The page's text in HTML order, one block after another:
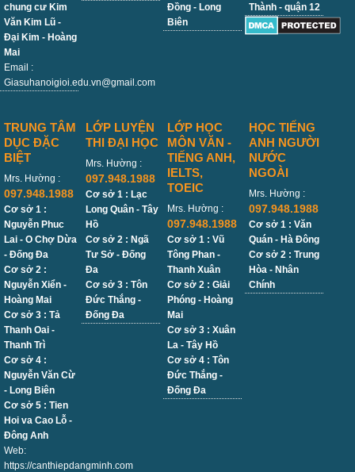
chung cư Kim
Văn Kim Lũ -
Đại Kim - Hoàng
Mai
Email :
Giasuhanoigioi.edu.vn@gmail.com
Đồng - Long
Biên
Thành - quận 12
TRUNG TÂM
DỤC ĐẶC
BIỆT
Mrs. Hường :
097.948.1988
Cơ sở 1 :
Nguyễn Phuc
Lai - O Chợ Dừa
- Đống Đa
Cơ sở 2 :
Nguyễn Xiển -
Hoàng Mai
Cơ sở 3 : Tả
Thanh Oai -
Thanh Trì
Cơ sở 4 :
Nguyễn Văn Cừ
- Long Biên
Cơ sở 5 : Tien
Hoi va Cao Lỗ -
Đông Anh
Web:
https://canthiepdangminh.com
LỚP LUYỆN
THI ĐẠI HỌC
Mrs. Hường :
097.948.1988
Cơ sở 1 : Lạc
Long Quân - Tây
Hồ
Cơ sở 2 : Ngã
Tư Sở - Đống
Đa
Cơ sở 3 : Tôn
Đức Thắng -
Đống Đa
LỚP HỌC
MÔN VĂN -
TIẾNG ANH,
IELTS,
TOEIC
Mrs. Hường :
097.948.1988
Cơ sở 1 : Vũ
Tông Phan -
Thanh Xuân
Cơ sở 2 : Giải
Phóng - Hoàng
Mai
Cơ sở 3 : Xuân
La - Tây Hồ
Cơ sở 4 : Tôn
Đức Thắng -
Đống Đa
HỌC TIẾNG
ANH NGƯỜI
NƯỚC
NGOÀI
Mrs. Hường :
097.948.1988
Cơ sở 1 : Văn
Quán - Hà Đông
Cơ sở 2 : Trung
Hòa - Nhân
Chính